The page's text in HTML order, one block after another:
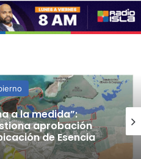
a la medida”:
aprobación
de Esencia